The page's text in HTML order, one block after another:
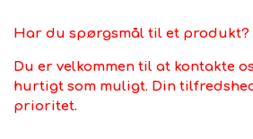
Har du spørgsmål til et produkt?
Du er velkommen til at kontakte
hurtigt som muligt. Din
prioritet.